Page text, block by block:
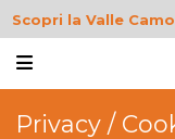
Scopri la Valle
Privacy /